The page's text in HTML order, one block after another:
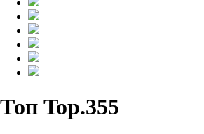
Топ Top.355